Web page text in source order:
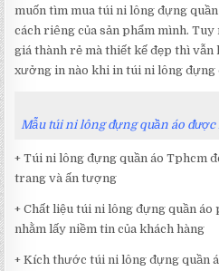
muốn tìm mua túi ni lông đựng
cách riêng của sản phẩm mình.
giá thành rẻ mà thiết kế đẹp thì vẫn
xưởng in nào khi in túi ni lông đựng
Mẫu túi ni lông đựng quần áo
+ Túi ni lông đựng quần áo Tphcm
trang và ấn tượng
+ Chất liệu túi ni lông đựng quần áo
nhằm lấy niềm tin của khách hàng
+ Kích thước túi ni lông đựng quần